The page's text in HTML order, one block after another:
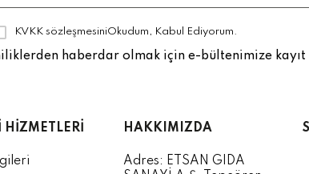
KVKK sözleşmesiniOkudum, Kabul Ediyorum.
haberdar olmak için e-bültenimize kayıt
HIZMETLERI HAKKIMIZDA
Adres: ETSAN GIDA